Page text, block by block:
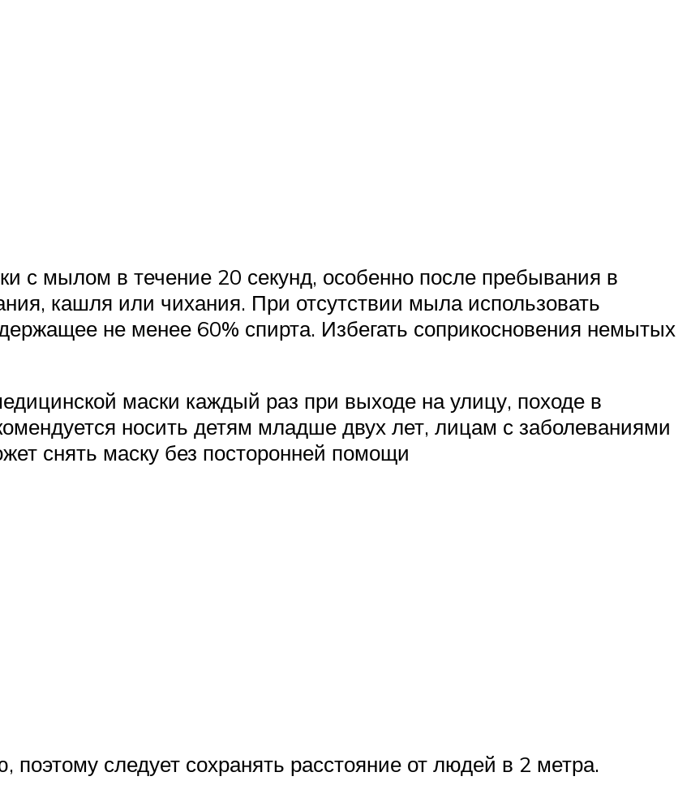
с мылом в течение 20 секунд, особенно после пребывания в
кашля или чихания. При отсутствии мыла использовать
не менее 60% спирта. Избегать соприкосновения немытых
маски каждый раз при выходе на улицу, походе в
носить детям младше двух лет, лицам с заболеваниями
снять маску без посторонней помощи
следует сохранять расстояние от людей в 2 метра.